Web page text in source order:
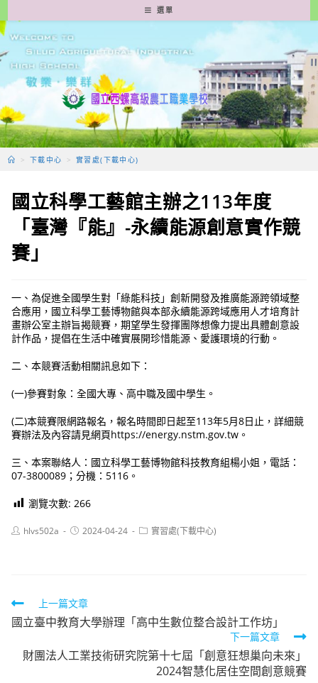
轉
至
要
容
選單
> 下載中心 > 實習處(下載中心)
國立科學工藝館主辦之113年度
「臺灣『能』-永續能源創意實作競
賽」
一、為促進全國學生對「綠能科技」創新開發及推廣能源跨領域整
合應用，國立科學工藝博物館與本部永續能源跨域應用人才培育計
畫辦公室主辦旨揭競賽，期望學生發揮團隊想像力提出具體創意設
計作品，提倡在生活中確實展開珍惜能源、愛護環境的行動。
二、本競賽活動相關訊息如下：
(一)參賽對象：全國大專、高中職及國中學生。
(二)本競賽限網路報名，報名時間即日起至113年5月8日止，詳細競
賽辦法及內容請見網頁https://energy.nstm.gov.tw。
三、本案聯絡人：國立科學工藝博物館科技教育組楊小姐，電話：
07-3800089；分機：5116。
瀏覽次數: 266
Posthlvs502a
Post2024-04-24
Post實習處(下載中心)
Read
more
articles
上一篇文章
國立臺中教育大學辦理「高中生數位整合設計工作坊」
下一篇文章
財團法人工業技術研究院第十七屆「創意狂想巢向未來」
2024智慧化居住空間創意競賽